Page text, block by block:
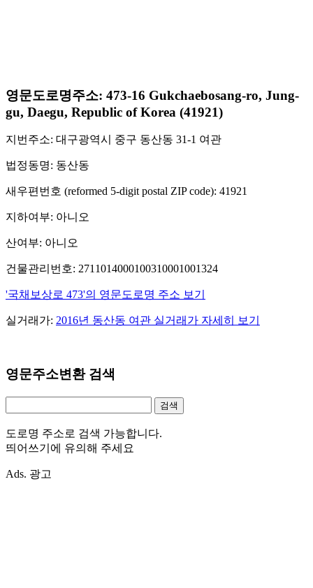
영문도로명주소: 473-16 Gukchaebosang-ro, Jung-
gu, Daegu, Republic of Korea (41921)
지번주소: 대구광역시 중구 동산동 31-1 여관
법정동명: 동산동
새우편번호 (reformed 5-digit postal ZIP code): 41921
지하여부: 아니오
산여부: 아니오
건물관리번호: 2711014000100310001001324
'국채보상로 473'의 영문도로명 주소 보기
실거래가: 2016년 동산동 여관 실거래가 자세히 보기
영문주소변환 검색
도로명 주소로 검색 가능합니다.
띄어쓰기에 유의해 주세요
Ads. 광고